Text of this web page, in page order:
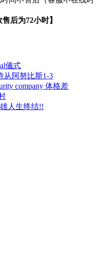
后为72小时】
儀式
从阿努比斯1-3
company 体格差
人生终结!!